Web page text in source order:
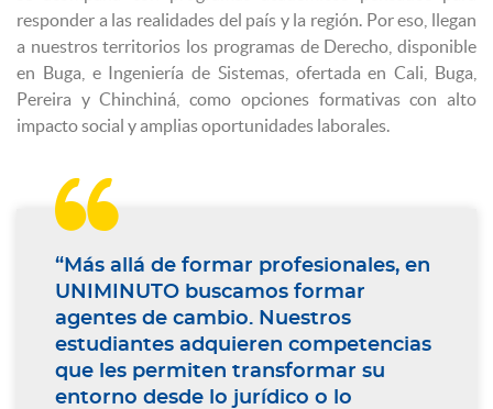
responder a las realidades del país y la región. Por eso, llegan
a nuestros territorios los programas de Derecho, disponible
en Buga, e Ingeniería de Sistemas, ofertada en Cali, Buga,
Pereira y Chinchiná, como opciones formativas con alto
impacto social y amplias oportunidades laborales.

“Más allá de formar profesionales, en
UNIMINUTO buscamos formar
agentes de cambio. Nuestros
estudiantes adquieren competencias
que les permiten transformar su
entorno desde lo jurídico o lo